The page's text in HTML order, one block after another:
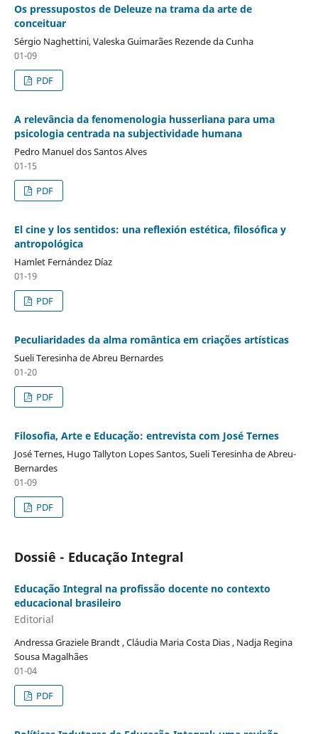
Os pressupostos de Deleuze na trama da arte de
conceituar
Sérgio Naghettini, Valeska Guimarães Rezende da Cunha
01-09
PDF
A relevância da fenomenologia husserliana para uma
psicologia centrada na subjectividade humana
Pedro Manuel dos Santos Alves
01-15
PDF
El cine y los sentidos: una reflexión estética, filosófica y
antropológica
Hamlet Fernández Díaz
01-19
PDF
Peculiaridades da alma romântica em criações artísticas
Sueli Teresinha de Abreu Bernardes
01-20
PDF
Filosofia, Arte e Educação: entrevista com José Ternes
José Ternes, Hugo Tallyton Lopes Santos, Sueli Teresinha de Abreu-
Bernardes
01-09
PDF
Dossiê - Educação Integral
Educação Integral na profissão docente no contexto
educacional brasileiro
Editorial
Andressa Graziele Brandt , Cláudia Maria Costa Dias , Nadja Regina
Sousa Magalhães
01-04
PDF